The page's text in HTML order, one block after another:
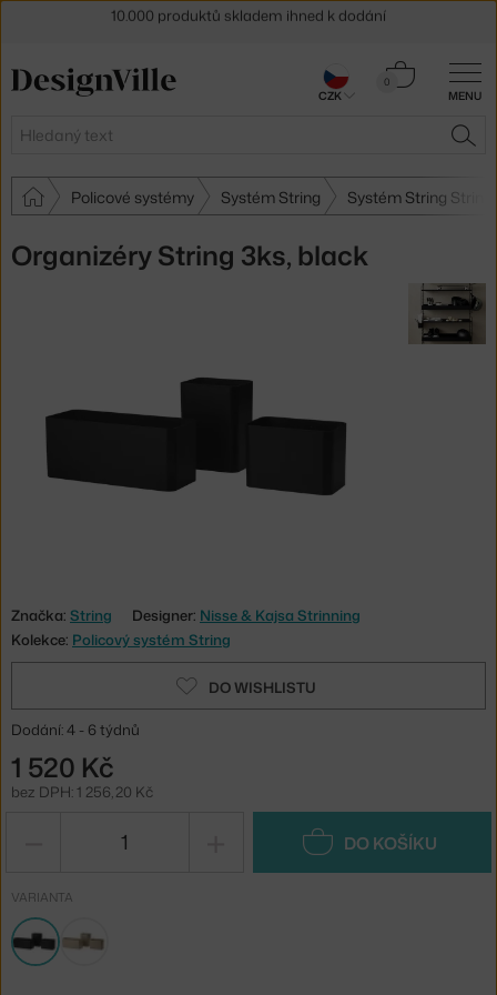
MENU
Hledat
0
Košík
Policové systémy Systém String Systém String String
Organizéry String 3ks, black
Značka: String Designer: Nisse & Kajsa Strinning
Kolekce: Policový systém String
DO WISHLISTU
Dodání: 4 - 6 týdnů
1 520 Kč
bez DPH: 1 256,20 Kč
DO KOŠÍKU
VARIANTA
30 dní na vrácení zboží
CZK